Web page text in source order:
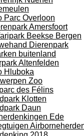
Parc Overloon
Amersfoort
Beekse Bergen
Dierenpark
buitenland
Altenfelden
Hluboka
Zoo
des Félins
Klotten
Daun
Ede